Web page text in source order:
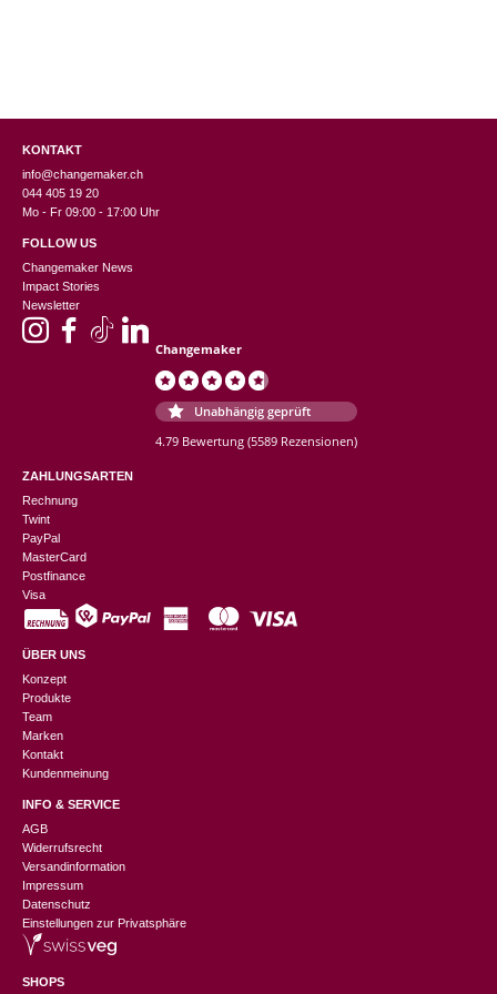
KONTAKT
info@changemaker.ch
044 405 19 20
Mo - Fr 09:00 - 17:00 Uhr
FOLLOW US
Changemaker News
Impact Stories
Newsletter
Changemaker
Unabhängig geprüft
4.79 Bewertung (5589 Rezensionen)
ZAHLUNGSARTEN
Rechnung
Twint
PayPal
MasterCard
Postfinance
Visa
ÜBER UNS
Konzept
Produkte
Team
Marken
Kontakt
Kundenmeinung
INFO & SERVICE
AGB
Widerrufsrecht
Versandinformation
Impressum
Datenschutz
Einstellungen zur Privatsphäre
SHOPS